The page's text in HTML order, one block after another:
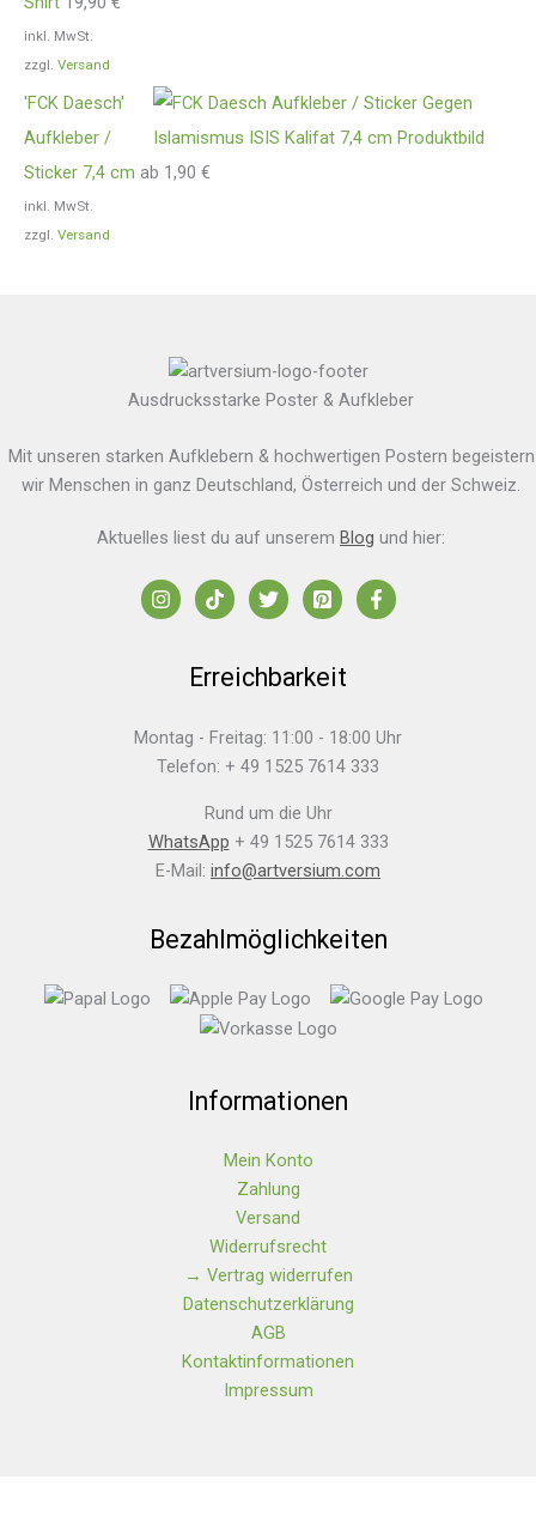
inkl. MwSt.
zzgl. Versand
'FCK Daesch'
Aufkleber /
Sticker 7,4 cm ab 1,90 €
inkl. MwSt.
zzgl. Versand
Ausdrucksstarke Poster & Aufkleber
Mit unseren starken Aufklebern & hochwertigen Postern begeistern
wir Menschen in ganz Deutschland, Österreich und der Schweiz.
Aktuelles liest du auf unserem Blog und hier:
Erreichbarkeit
Montag - Freitag: 11:00 - 18:00 Uhr
Telefon: + 49 1525 7614 333
Rund um die Uhr
WhatsApp + 49 1525 7614 333
E-Mail: info@artversium.com
Bezahlmöglichkeiten
Informationen
Mein Konto
Zahlung
Versand
Widerrufsrecht
→ Vertrag widerrufen
Datenschutzerklärung
AGB
Kontaktinformationen
Impressum